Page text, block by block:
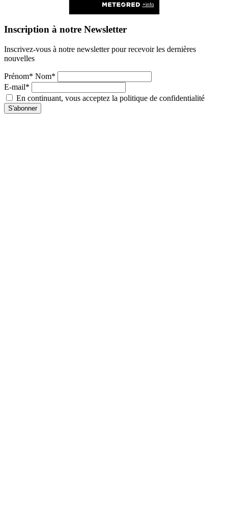
Inscription à notre Newsletter
Inscrivez-vous à notre newsletter pour recevoir les dernières
nouvelles
Prénom* Nom*
E-mail*
En continuant, vous acceptez la politique de confidentialité